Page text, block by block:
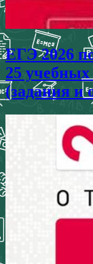
ЕГЭ 2026
25
(задания и